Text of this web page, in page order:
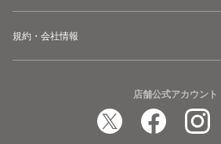
規約・会社情報
店舗公式アカウント